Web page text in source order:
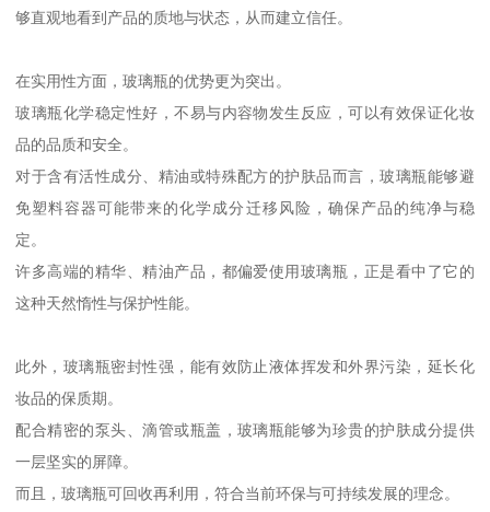
够直观地看到产品的质地与状态，从而建立信任。
在实用性方面，玻璃瓶的优势更为突出。
玻璃瓶化学稳定性好，不易与内容物发生反应，可以有效保证化妆
品的品质和安全。
对于含有活性成分、精油或特殊配方的护肤品而言，玻璃瓶能够避
免塑料容器可能带来的化学成分迁移风险，确保产品的纯净与稳
定。
许多高端的精华、精油产品，都偏爱使用玻璃瓶，正是看中了它的
这种天然惰性与保护性能。
此外，玻璃瓶密封性强，能有效防止液体挥发和外界污染，延长化
妆品的保质期。
配合精密的泵头、滴管或瓶盖，玻璃瓶能够为珍贵的护肤成分提供
一层坚实的屏障。
而且，玻璃瓶可回收再利用，符合当前环保与可持续发展的理念。